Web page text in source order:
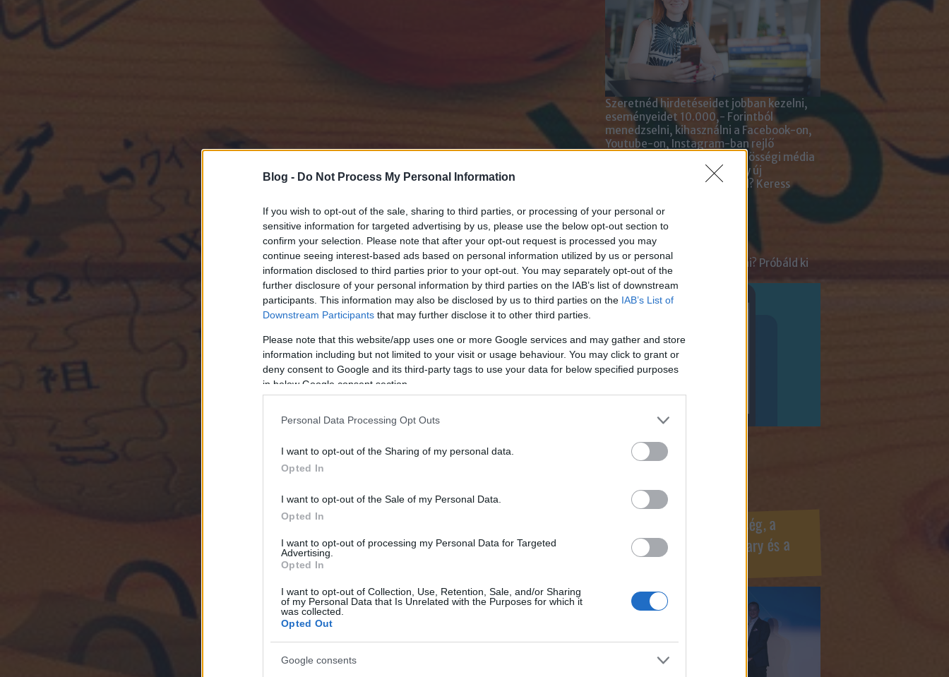
Blog - Do Not Process My Personal Information
If you wish to opt-out of the sale, sharing to third parties, or processing of your personal or
sensitive information for targeted advertising by us, please use the below opt-out section to
confirm your selection. Please note that after your opt-out request is processed you may
continue seeing interest-based ads based on personal information utilized by us or personal
information disclosed to third parties prior to your opt-out. You may separately opt-out of the
further disclosure of your personal information by third parties on the IAB’s list of downstream
participants. This information may also be disclosed by us to third parties on the IAB’s List of
Downstream Participants that may further disclose it to other third parties.
Please note that this website/app uses one or more Google services and may gather and store
information including but not limited to your visit or usage behaviour. You may click to grant or
deny consent to Google and its third-party tags to use your data for below specified purposes
in below Google consent section.
Personal Data Processing Opt Outs
I want to opt-out of the Sharing of my personal data.
Opted In
I want to opt-out of the Sale of my Personal Data.
Opted In
I want to opt-out of processing my Personal Data for Targeted
Advertising.
Opted In
I want to opt-out of Collection, Use, Retention, Sale, and/or Sharing
of my Personal Data that Is Unrelated with the Purposes for which it
was collected.
Opted Out
Google consents
Szeretnéd hirdetéseidet jobban kezelni,
eseményeidet 10.000,- Forintból
menedzselni, kihasználni a Facebook-on,
Youtube-on, Instagram-ban rejlő
lehetőségeket? Kiadnád közösségi média
oldalai kezelését? Netán egy új
alkalmazásra van szükséged? Keress
Chatbot
Szeretnél velünk beszélgetni? Próbáld ki
Messenger Chatbotunkat!
Facebook oldaldoboz
Magyar Marketing Szövetség, a
KREATÍV, az Internet Hungary és a